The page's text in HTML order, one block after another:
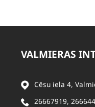
VALMIERAS
Cēsu iela 4,
26667919,